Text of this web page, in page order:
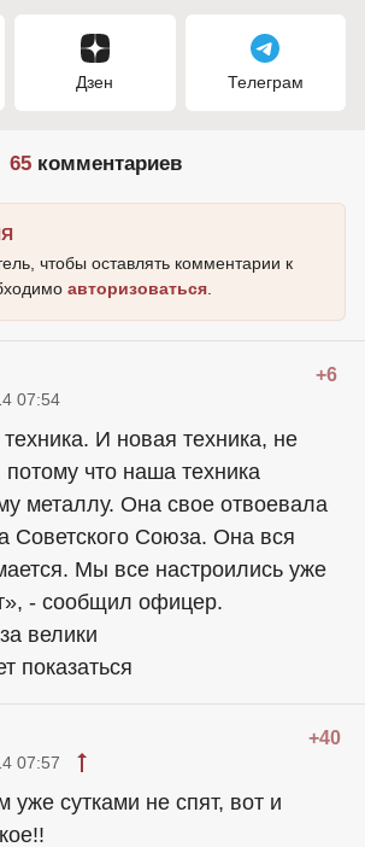
Дзен Телеграм
65комментариев
чтобы оставлять комментарии к
авторизоваться
+6
07:54
И новая техника, не
потому что наша техника
металлу. Она свое отвоевала
Советского Союза. Она вся
Мы все настроились уже
- сообщил офицер.
велики
показаться
+40
07:57
уже сутками не спят, вот и